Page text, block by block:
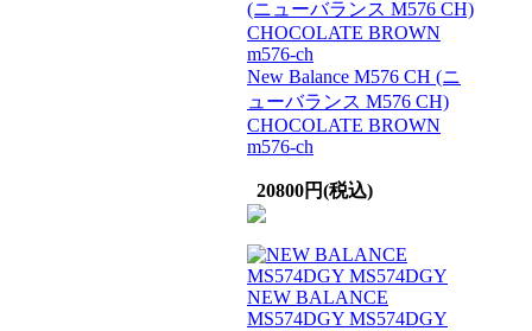
New Balance M576 CH (ニ
ューバランス M576 CH)
CHOCOLATE BROWN
m576-ch
20800円(税込)
NEW BALANCE
MS574DGY MS574DGY